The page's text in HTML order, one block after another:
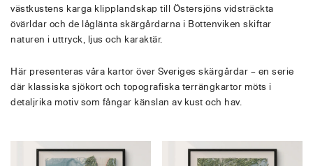
västkustens karga klipplandskap till Östersjöns vidsträckta
övärldar och de låglänta skärgårdarna i Bottenviken skiftar
naturen i uttryck, ljus och karaktär.
Här presenteras våra kartor över Sveriges skärgårdar – en serie
där klassiska sjökort och topografiska terrängkartor möts i
detaljrika motiv som fångar känslan av kust och hav.